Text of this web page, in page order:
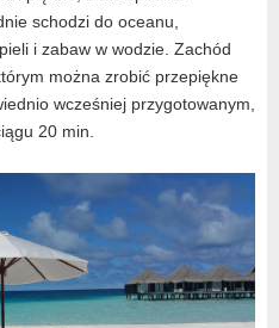
schodzi do oceanu,
i zabaw w wodzie. Zachód
można zrobić przepiękne
wcześniej przygotowanym,
20 min.